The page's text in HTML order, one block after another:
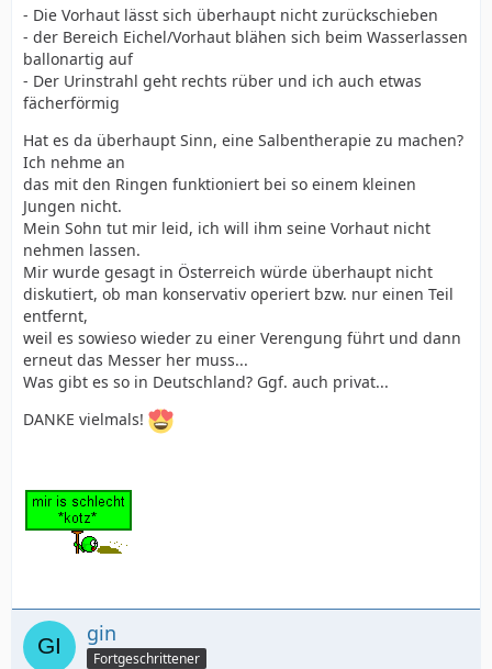
- Die Vorhaut lässt sich überhaupt nicht zurückschieben
- der Bereich Eichel/Vorhaut blähen sich beim Wasserlassen
ballonartig auf
- Der Urinstrahl geht rechts rüber und ich auch etwas
fächerförmig
Hat es da überhaupt Sinn, eine Salbentherapie zu machen?
Ich nehme an
das mit den Ringen funktioniert bei so einem kleinen
Jungen nicht.
Mein Sohn tut mir leid, ich will ihm seine Vorhaut nicht
nehmen lassen.
Mir wurde gesagt in Österreich würde überhaupt nicht
diskutiert, ob man konservativ operiert bzw. nur einen Teil
entfernt,
weil es sowieso wieder zu einer Verengung führt und dann
erneut das Messer her muss...
Was gibt es so in Deutschland? Ggf. auch privat...
DANKE vielmals!
gin
Fortgeschrittener